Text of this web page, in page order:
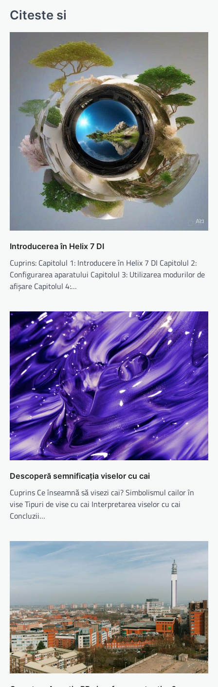
Citeste si
Introducerea în Helix 7 DI
Cuprins: Capitolul 1: Introducere în Helix 7 DI Capitolul 2:
Configurarea aparatului Capitolul 3: Utilizarea modurilor de
afișare Capitolul 4:…
Descoperă semnificația viselor cu cai
Cuprins Ce înseamnă să visezi cai? Simbolismul cailor în
vise Tipuri de vise cu cai Interpretarea viselor cu cai
Concluzii…